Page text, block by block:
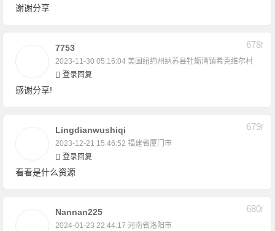
谢谢分享
7753
2023-11-30 05:16:04 美国纽约州纳苏县牡蛎湾镇希克维尔村
678F
登录回复
感谢分享!
Lingdianwushiqi
2023-12-21 15:46:52 福建省厦门市
679F
登录回复
看看是什么资源
Nannan225
2024-01-23 22:44:17 河南省洛阳市
680F